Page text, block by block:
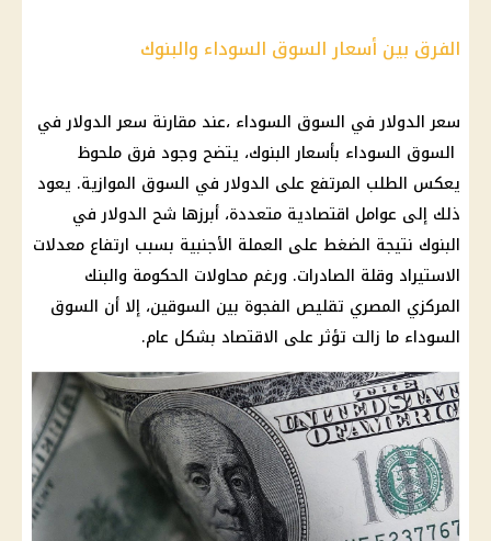
الفرق بين أسعار السوق السوداء والبنوك
سعر الدولار في السوق السوداء ،عند مقارنة سعر الدولار في
السوق السوداء بأسعار البنوك، يتضح وجود فرق ملحوظ
يعكس الطلب المرتفع على الدولار في السوق الموازية. يعود
ذلك إلى عوامل اقتصادية متعددة، أبرزها شح الدولار في
البنوك نتيجة الضغط على العملة الأجنبية بسبب ارتفاع معدلات
الاستيراد وقلة الصادرات. ورغم محاولات الحكومة والبنك
المركزي المصري تقليص الفجوة بين السوقين، إلا أن السوق
السوداء ما زالت تؤثر على الاقتصاد بشكل عام.